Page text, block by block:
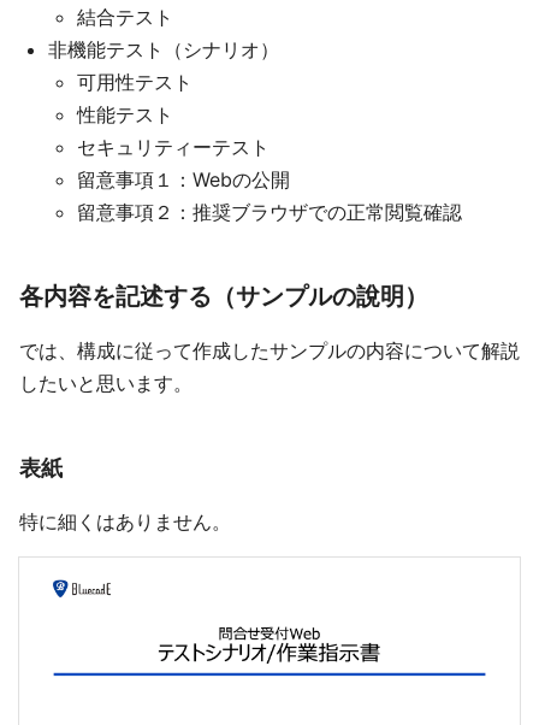
結合テスト
非機能テスト（シナリオ）
可用性テスト
性能テスト
セキュリティーテスト
留意事項１：Webの公開
留意事項２：推奨ブラウザでの正常閲覧確認
各内容を記述する（サンプルの說明）
では、構成に従って作成したサンプルの内容について解説
したいと思います。
表紙
特に細くはありません。